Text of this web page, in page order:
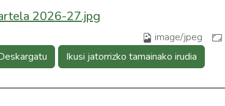
2026-27.jpg
image/jpeg
Ikusi jatorrizko tamainako irudia